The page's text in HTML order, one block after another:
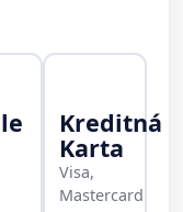
Kreditná
Karta
Visa,
Mastercard